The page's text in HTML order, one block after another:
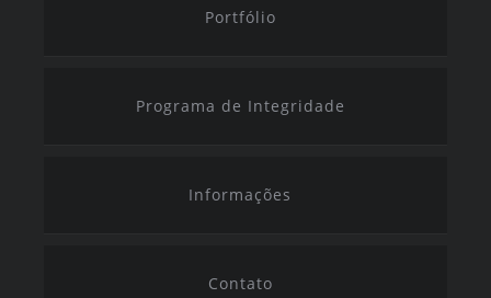
Portfólio
Programa de Integridade
Informações
Contato